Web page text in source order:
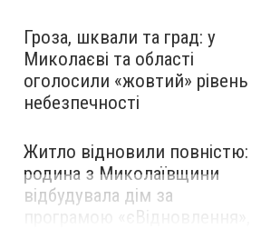
Гроза, шквали та град: у
Миколаєві та області
оголосили «жовтий» рівень
небезпечності
Житло відновили повністю:
родина з Миколаївщини
відбудувала дім за
програмою «єВідновлення»,